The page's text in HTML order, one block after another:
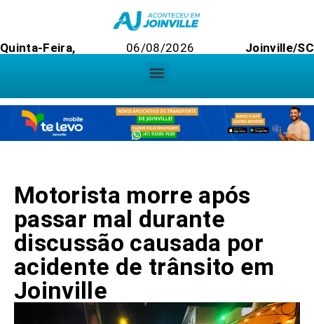
Quinta-Feira, 06/08/2026 Joinville/SC
Motorista morre após
passar mal durante
discussão causada por
acidente de trânsito em
Joinville